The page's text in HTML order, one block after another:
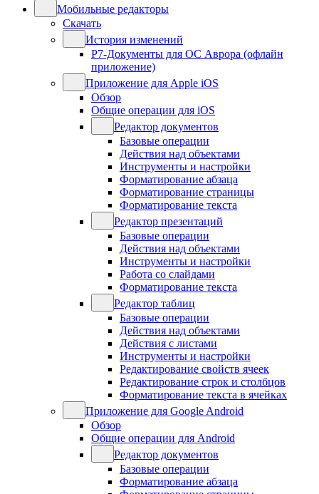
Мобильные редакторы
Скачать
История изменений
Р7-Документы для ОС Аврора (офлайн
приложение)
Приложение для Apple iOS
Обзор
Общие операции для iOS
Редактор документов
Базовые операции
Действия над объектами
Инструменты и настройки
Форматирование абзаца
Форматирование страницы
Форматирование текста
Редактор презентаций
Базовые операции
Действия над объектами
Инструменты и настройки
Работа со слайдами
Форматирование текста
Редактор таблиц
Базовые операции
Действия над объектами
Действия с листами
Инструменты и настройки
Редактирование свойств ячеек
Редактирование строк и столбцов
Форматирование текста в ячейках
Приложение для Google Android
Обзор
Общие операции для Android
Редактор документов
Базовые операции
Форматирование абзаца